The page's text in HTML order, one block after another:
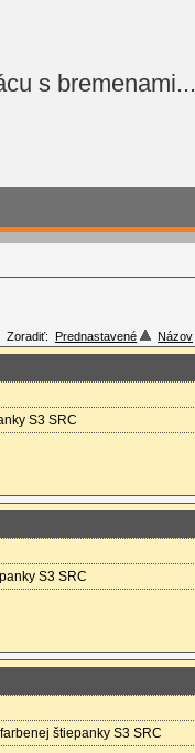
s bremenami...
Zoradiť: Prednastavené Názov
S3 SRC
S3 SRC
štiepanky S3 SRC